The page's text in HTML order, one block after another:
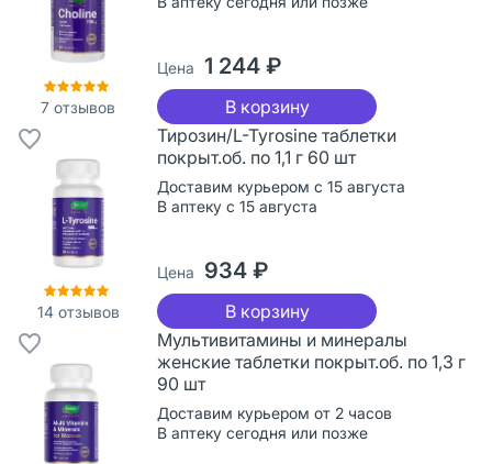
7 отзывов
Цена 1 244 ₽
В корзину
14отзывов
Тирозин/L-Tyrosine таблетки
покрыт.об. по 1,1 г 60 шт
Доставим курьером с 15 августа
В аптеку с 15 августа
Цена 934 ₽
В корзину
Мультивитамины и минералы
женские таблетки покрыт.об. по 1,3 г
90 шт
Доставим курьером от 2 часов
В аптеку сегодня или позже